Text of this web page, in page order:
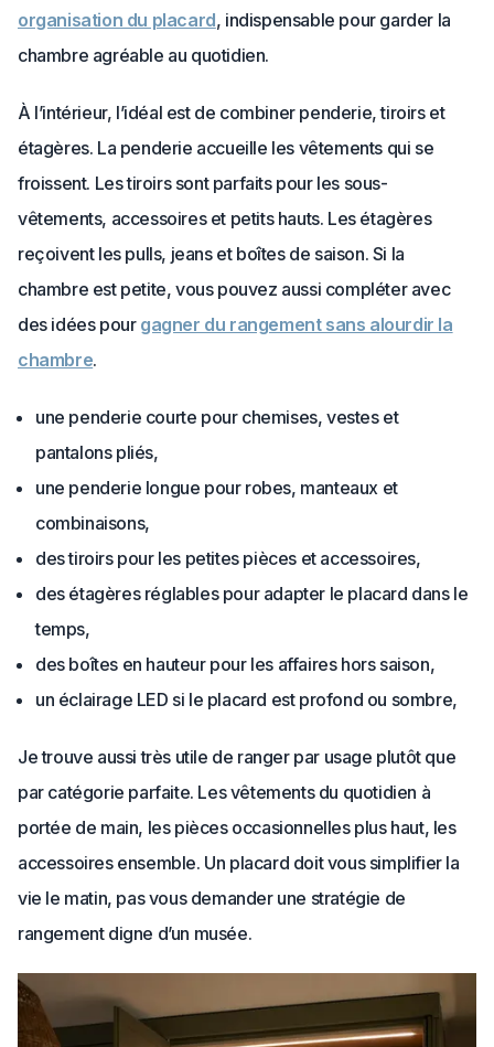
organisation du placard, indispensable pour garder la
chambre agréable au quotidien.
À l’intérieur, l’idéal est de combiner penderie, tiroirs et
étagères. La penderie accueille les vêtements qui se
froissent. Les tiroirs sont parfaits pour les sous-
vêtements, accessoires et petits hauts. Les étagères
reçoivent les pulls, jeans et boîtes de saison. Si la
chambre est petite, vous pouvez aussi compléter avec
des idées pour gagner du rangement sans alourdir la
chambre.
une penderie courte pour chemises, vestes et
pantalons pliés,
une penderie longue pour robes, manteaux et
combinaisons,
des tiroirs pour les petites pièces et accessoires,
des étagères réglables pour adapter le placard dans le
temps,
des boîtes en hauteur pour les affaires hors saison,
un éclairage LED si le placard est profond ou sombre,
Je trouve aussi très utile de ranger par usage plutôt que
par catégorie parfaite. Les vêtements du quotidien à
portée de main, les pièces occasionnelles plus haut, les
accessoires ensemble. Un placard doit vous simplifier la
vie le matin, pas vous demander une stratégie de
rangement digne d’un musée.